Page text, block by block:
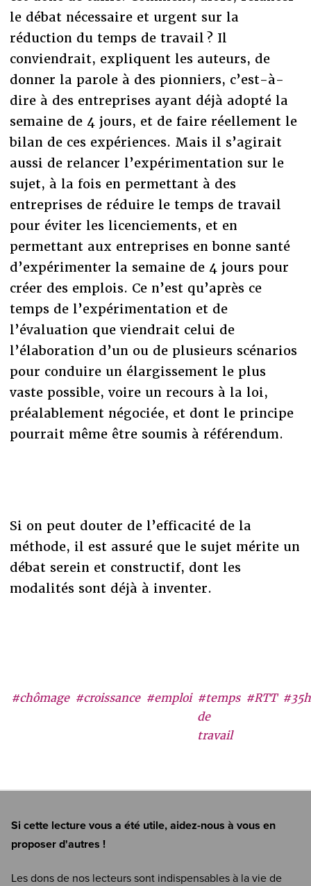
#chômage #croissance #emploi #temps
de
travail
#RTT #35h
le débat nécessaire et urgent sur la
réduction du temps de travail ? Il
conviendrait, expliquent les auteurs, de
donner la parole à des pionniers, c’est-à-
dire à des entreprises ayant déjà adopté la
semaine de 4 jours, et de faire réellement le
bilan de ces expériences. Mais il s’agirait
aussi de relancer l’expérimentation sur le
sujet, à la fois en permettant à des
entreprises de réduire le temps de travail
pour éviter les licenciements, et en
permettant aux entreprises en bonne santé
d’expérimenter la semaine de 4 jours pour
créer des emplois. Ce n’est qu’après ce
temps de l’expérimentation et de
l’évaluation que viendrait celui de
l’élaboration d’un ou de plusieurs scénarios
pour conduire un élargissement le plus
vaste possible, voire un recours à la loi,
préalablement négociée, et dont le principe
pourrait même être soumis à référendum.
Si on peut douter de l’efficacité de la
méthode, il est assuré que le sujet mérite un
débat serein et constructif, dont les
modalités sont déjà à inventer.
Si cette lecture vous a été utile, aidez-nous à vous en
proposer d'autres !
Les dons de nos lecteurs sont indispensables à la vie de